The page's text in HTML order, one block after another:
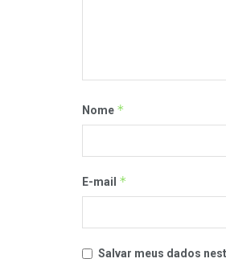
Nome *
E-mail *
Salvar meus dados